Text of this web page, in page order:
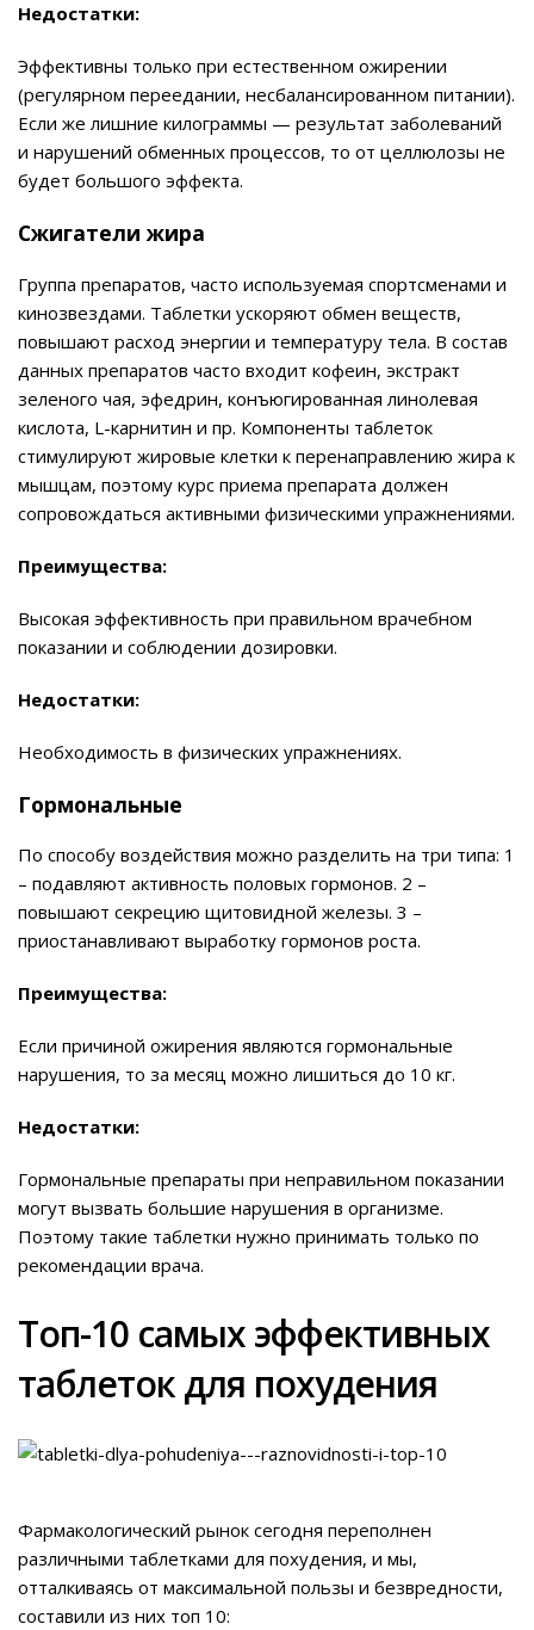
Недостатки:
Эффективны только при естественном ожирении
(регулярном переедании, несбалансированном питании).
Если же лишние килограммы — результат заболеваний
и нарушений обменных процессов, то от целлюлозы не
будет большого эффекта.
Сжигатели жира
Группа препаратов, часто используемая спортсменами и
кинозвездами. Таблетки ускоряют обмен веществ,
повышают расход энергии и температуру тела. В состав
данных препаратов часто входит кофеин, экстракт
зеленого чая, эфедрин, конъюгированная линолевая
кислота, L-карнитин и пр. Компоненты таблеток
стимулируют жировые клетки к перенаправлению жира к
мышцам, поэтому курс приема препарата должен
сопровождаться активными физическими упражнениями.
Преимущества:
Высокая эффективность при правильном врачебном
показании и соблюдении дозировки.
Недостатки:
Необходимость в физических упражнениях.
Гормональные
По способу воздействия можно разделить на три типа: 1
– подавляют активность половых гормонов. 2 –
повышают секрецию щитовидной железы. 3 –
приостанавливают выработку гормонов роста.
Преимущества:
Если причиной ожирения являются гормональные
нарушения, то за месяц можно лишиться до 10 кг.
Недостатки:
Гормональные препараты при неправильном показании
могут вызвать большие нарушения в организме.
Поэтому такие таблетки нужно принимать только по
рекомендации врача.
Топ-10 самых эффективных
таблеток для похудения
Фармакологический рынок сегодня переполнен
различными таблетками для похудения, и мы,
отталкиваясь от максимальной пользы и безвредности,
составили из них топ 10: